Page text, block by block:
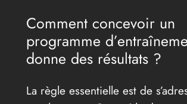
Comment concevoir un
programme
donne des résultats ?
La règle essentielle est de